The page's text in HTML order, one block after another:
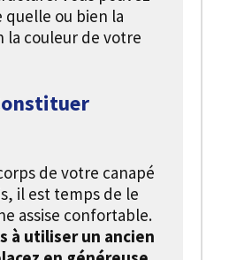
quelle ou bien la
la couleur de votre
de votre canapé
il est temps de le
assise confortable.
à utiliser un ancien